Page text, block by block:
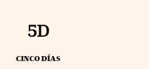
CINCO DÍAS